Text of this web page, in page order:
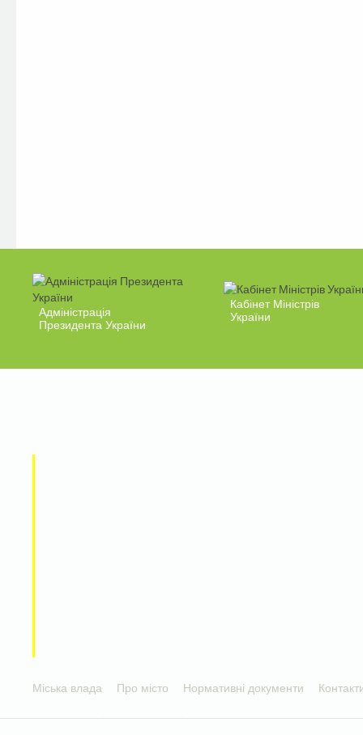
Адміністрація
Президента України
Кабінет Міністрів
України
Міська влада Про місто Нормативні документи